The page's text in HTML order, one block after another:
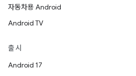
자동차용 Android
Android TV
출시
Android 17